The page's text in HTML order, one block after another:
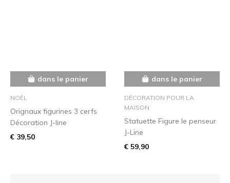
dans le panier
NOËL
Orignaux figurines 3 cerfs
Décoration J-line
€ 39,50
dans le panier
DÉCORATION POUR LA
MAISON
Statuette Figure le penseur
J-Line
€ 59,90